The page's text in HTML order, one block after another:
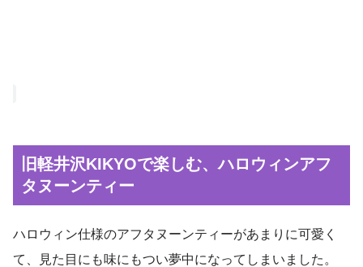
旧軽井沢KIKYOで楽しむ、ハロウィンアフ
タヌーンティー
ハロウィン仕様のアフタヌーンティーがあまりに可愛く
て、見た目にも味にもつい夢中になってしまいました。